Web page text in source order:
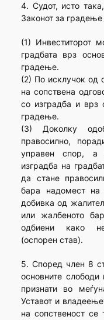
4. Судот, исто
Законот за
(1) Инвеститорот
градбата врз
градење.
(2) По исклучок од
на сопствена
со изградба и врз
градење.
(3) Доколку
правосилно,
управен спор, а
изградба на
да стане
бара надомест на
добивка од
или жалбеното
одбиени како
(оспорен став).
5. Според член 8
основните
признати во
Уставот и
на сопственост се